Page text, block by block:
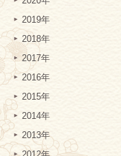
2019年
2018年
2017年
2016年
2015年
2014年
2013年